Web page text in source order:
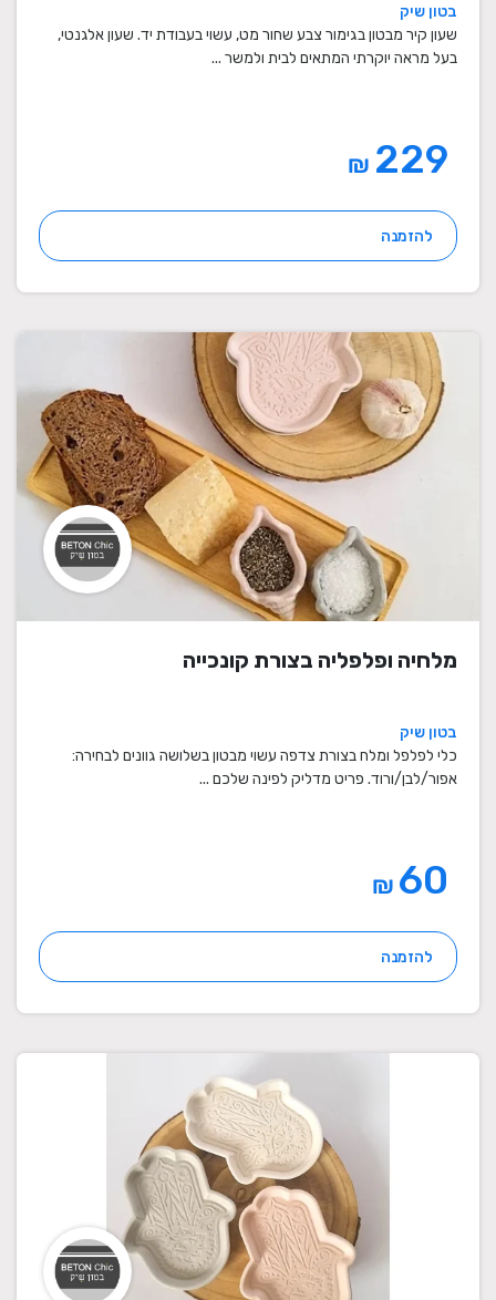
בטון שיק
שעון קיר מבטון בגימור צבע שחור מט, עשוי בעבודת יד. שעון אלגנטי,
בעל מראה יוקרתי המתאים לבית ולמשר ...
₪
להזמנה
מלחיה ופלפליה בצורת קונכייה
בטון שיק
כלי לפלפל ומלח בצורת צדפה עשוי מבטון בשלושה גוונים לבחירה:
אפור/לבן/ורוד. פריט מדליק לפינה שלכם ...
₪
להזמנה